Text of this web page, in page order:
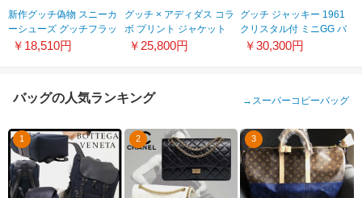
新作グッチ偽物 スニーカ
ーシューズ グッチフラッ
トシューズ GUI-71
￥18,510円
グッチ × アディダス コラ
ボ プリント ジャケット
偽物 725493 ZALJY 9241
￥25,800円
グッチ ジャッキー 1961
クリスタル付 ミニGG バ
ッグ コピー
￥30,300円
バッグの人気ランキング → スーパーコピーバッグ
1 2 3